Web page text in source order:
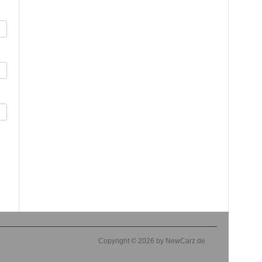
Copyright © 2026 by NewCarz.de